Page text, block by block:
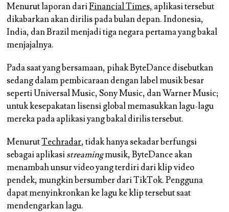
Menurut laporan dariFinancial Times, aplikasi tersebut
dikabarkan akan dirilis pada bulan depan. Indonesia,
India, dan Brazil menjadi tiga negara pertama yang bakal
menjajalnya.
Pada saat yang bersamaan, pihak ByteDance disebutkan
sedang dalam pembicaraan dengan label musik besar
seperti Universal Music, Sony Music, dan Warner Music;
untuk kesepakatan lisensi global memasukkan lagu-lagu
mereka pada aplikasi yang bakal dirilis tersebut.
MenurutTechradar, tidak hanya sekadar berfungsi
sebagai aplikasistreamingmusik, ByteDance akan
menambah unsur video yang terdiri dari klip video
pendek, mungkin bersumber dari TikTok. Pengguna
dapat menyinkronkan ke lagu ke klip tersebut saat
mendengarkan lagu.